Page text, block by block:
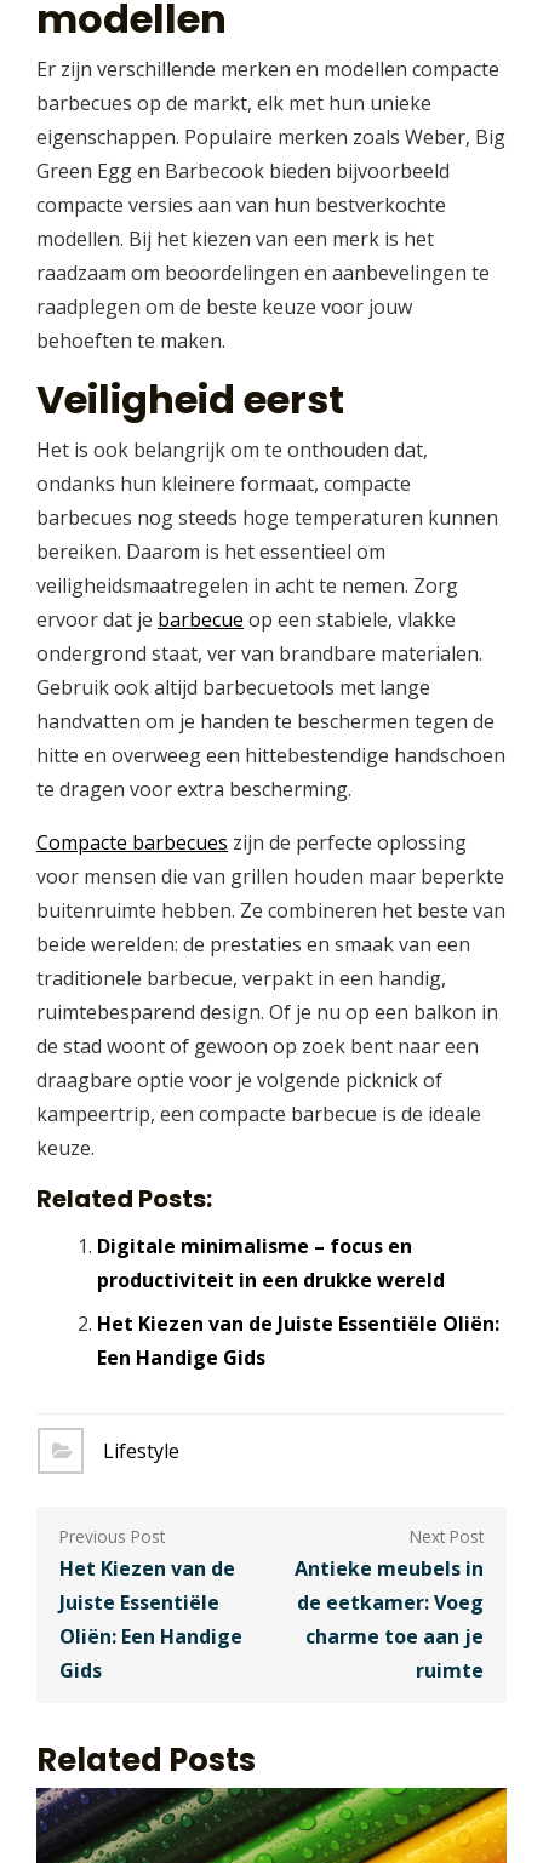
modellen
Er zijn verschillende merken en modellen compacte
barbecues op de markt, elk met hun unieke
eigenschappen. Populaire merken zoals Weber, Big
Green Egg en Barbecook bieden bijvoorbeeld
compacte versies aan van hun bestverkochte
modellen. Bij het kiezen van een merk is het
raadzaam om beoordelingen en aanbevelingen te
raadplegen om de beste keuze voor jouw
behoeften te maken.
Veiligheid eerst
Het is ook belangrijk om te onthouden dat,
ondanks hun kleinere formaat, compacte
barbecues nog steeds hoge temperaturen kunnen
bereiken. Daarom is het essentieel om
veiligheidsmaatregelen in acht te nemen. Zorg
ervoor dat je barbecue op een stabiele, vlakke
ondergrond staat, ver van brandbare materialen.
Gebruik ook altijd barbecuetools met lange
handvatten om je handen te beschermen tegen de
hitte en overweeg een hittebestendige handschoen
te dragen voor extra bescherming.
Compacte barbecues zijn de perfecte oplossing
voor mensen die van grillen houden maar beperkte
buitenruimte hebben. Ze combineren het beste van
beide werelden: de prestaties en smaak van een
traditionele barbecue, verpakt in een handig,
ruimtebesparend design. Of je nu op een balkon in
de stad woont of gewoon op zoek bent naar een
draagbare optie voor je volgende picknick of
kampeertrip, een compacte barbecue is de ideale
keuze.
Related Posts:
Digitale minimalisme – focus en
productiviteit in een drukke wereld
Het Kiezen van de Juiste Essentiële Oliën:
Een Handige Gids
Lifestyle
Berichtnavigatie
Het Kiezen van de
Juiste Essentiële
Oliën: Een Handige
Gids
Antieke meubels in
de eetkamer: Voeg
charme toe aan je
ruimte
Related Posts